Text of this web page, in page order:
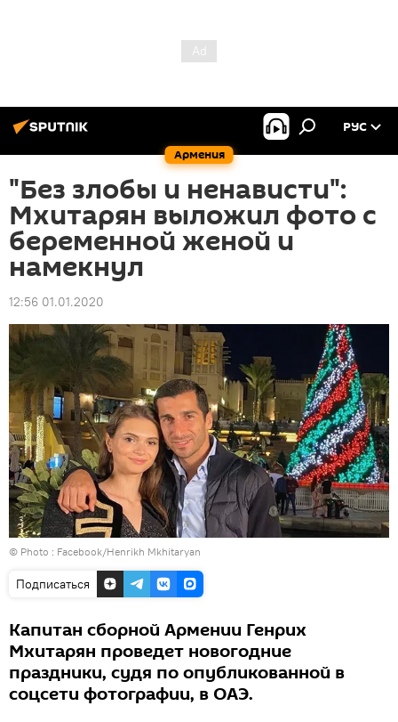
Армения
РУС
"Без злобы и ненависти":
Мхитарян выложил фото с
беременной женой и
намекнул
12:56 01.01.2020
© Photo : Facebook/Henrikh Mkhitaryan
Подписаться
Капитан сборной Армении Генрих
Мхитарян проведет новогодние
праздники, судя по опубликованной в
соцсети фотографии, в ОАЭ.